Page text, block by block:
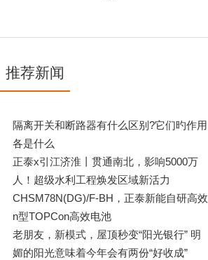
推荐新闻
隔离开关和断路器有什么区别?它们旳作用
各是什么
正泰x引江济淮丨贯通南北，影响5000万
人！超级水利工程焕发区域新活力
CHSM78N(DG)/F-BH，正泰新能自研高效
n型TOPCon高效电池
老朋友，新模式，屋顶秒变“阳光银行” 明
媚的阳光意味着今年会有两份“好收成”